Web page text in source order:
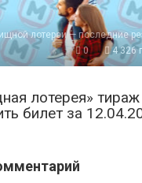
лотереи — последние
0
4 326
лотерея»
билет за